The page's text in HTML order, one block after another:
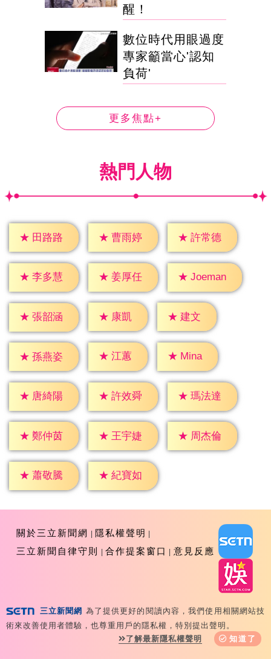
醒！
數位時代用眼過度
專家籲當心'認知
負荷'
更多焦點+
熱門人物
★ 田路路 ★ 曹雨婷 ★ 許常德
★ 李多慧 ★ 姜厚任 ★ Joeman
★ 張韶涵 ★ 康凱 ★ 建文
★ 孫燕姿 ★ 江蕙 ★ Mina
★ 唐綺陽 ★ 許效舜 ★ 瑪法達
★ 鄭仲茵 ★ 王宇婕 ★ 周杰倫
★ 蕭敬騰 ★ 紀寶如
關於三立新聞網
隱私權聲明
三立新聞自律守則
合作提案窗口 意見反應
Copyright ©2026 Sanlih E-Television All Rights
Reserved 版權所有 盜用必究 台北市內湖區舊宗路一段159
號 02-8792-8888
三立新聞網 為了提供更好的閱讀內容，我們使用相關網站技
術來改善使用者體驗，也尊重用戶的隱私權，特別提出聲明。
了解最新隱私權聲明
知道了